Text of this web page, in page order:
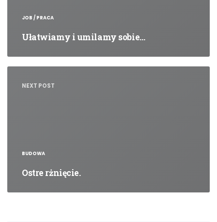
JOB / PRACA
Ułatwiamy i umilamy sobie…
NEXT POST
BUDOWA
Ostre rżnięcie.